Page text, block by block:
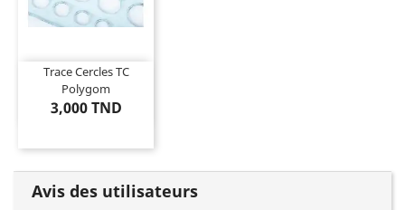
Trace Cercles TC
Polygom
3,000 TND
Avis des utilisateurs